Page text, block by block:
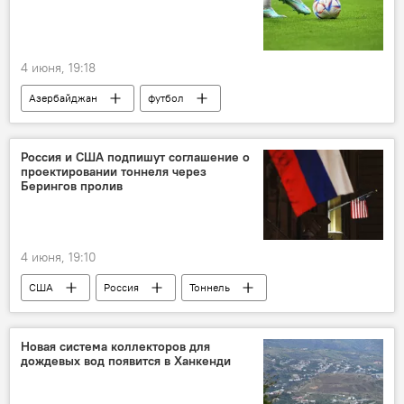
4 июня, 19:18
Азербайджан
футбол
ФК "Карабах"
Спорт
Россия и США подпишут соглашение о
проектировании тоннеля через
Берингов пролив
4 июня, 19:10
США Россия Тоннель
Новая система коллекторов для
дождевых вод появится в Ханкенди